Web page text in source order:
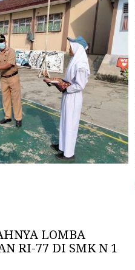
LOMBA
RI-77 DI SMK N 1